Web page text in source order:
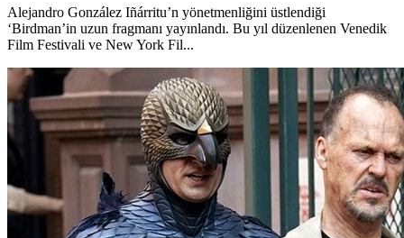
Alejandro González Iñárritu’n yönetmenliğini üstlendiği
‘Birdman’in uzun fragmanı yayınlandı. Bu yıl düzenlenen Venedik
Film Festivali ve New York Fil...